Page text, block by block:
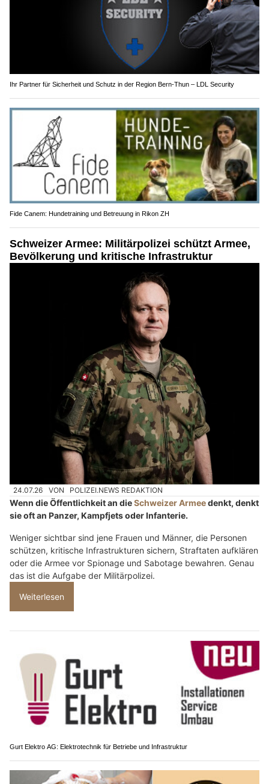
Ihr Partner für Sicherheit und Schutz in der Region Bern-Thun – LDL Security
Fide Canem: Hundetraining und Betreuung in Rikon ZH
Schweizer Armee: Militärpolizei schützt Armee,
Bevölkerung und kritische Infrastruktur
24.07.26 VON POLIZEI.NEWS REDAKTION
Wenn die Öffentlichkeit an dieSchweizer Armeedenkt, denkt
sie oft an Panzer, Kampfjets oder Infanterie.
Weniger sichtbar sind jene Frauen und Männer, die Personen
schützen, kritische Infrastrukturen sichern, Straftaten aufklären
oder die Armee vor Spionage und Sabotage bewahren. Genau
das ist die Aufgabe der Militärpolizei.
Weiterlesen
Gurt Elektro AG: Elektrotechnik für Betriebe und Infrastruktur